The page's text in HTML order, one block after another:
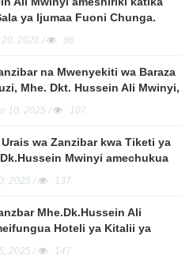
ya Ijumaa Fuoni Chunga.
2026 / 86
na Mwenyekiti wa Baraza
Mhe. Dkt. Hussein Ali Mwinyi,
baraza la Wawakilishi leo
10, 2025 / 107
wa Zanzibar kwa Tiketi ya
Mwinyi amechukua
Urais wa Zanzibar.
2025 / 137
Mhe.Dk.Hussein Ali
Hoteli ya Kitalii ya
Beach Resort & Spa Zanzibar.
2025 / 147